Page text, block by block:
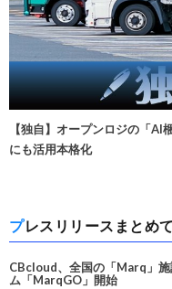
【独自】オープンロジの「
にも活用本格化
プレスリリースまとめ
CBcloud、全国の「Marq」
ム「MarqGO」開始